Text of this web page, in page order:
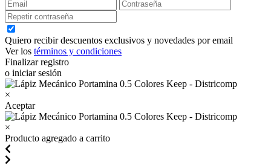
Quiero recibir descuentos exclusivos y novedades por email
Ver los términos y condiciones
Finalizar registro
o iniciar sesión
×
Aceptar
×
Producto agregado a carrito